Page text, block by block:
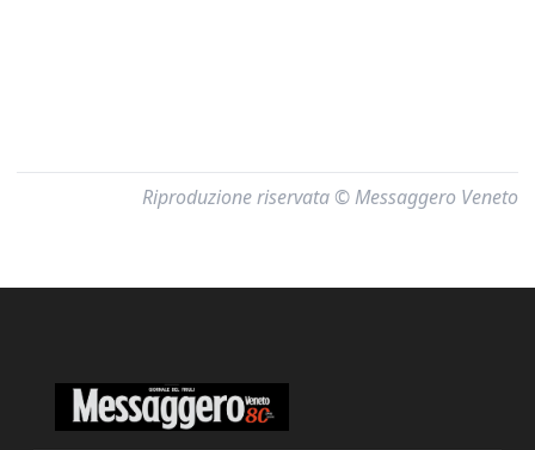
Riproduzione riservata © Messaggero Veneto